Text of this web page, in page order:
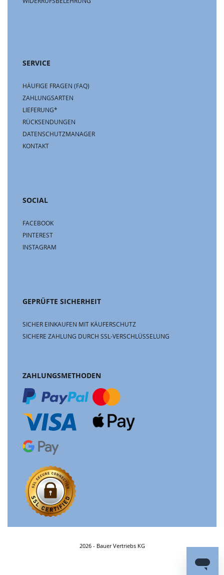
SERVICE
HÄUFIGE FRAGEN (FAQ)
ZAHLUNGSARTEN
LIEFERUNG*
RÜCKSENDUNGEN
DATENSCHUTZMANAGER
KONTAKT
SOCIAL
FACEBOOK
PINTEREST
INSTAGRAM
GEPRÜFTE SICHERHEIT
SICHER EINKAUFEN MIT KÄUFERSCHUTZ
SICHERE ZAHLUNG DURCH SSL-VERSCHLÜSSELUNG
ZAHLUNGSMETHODEN
2026 - Bauer Vertriebs KG